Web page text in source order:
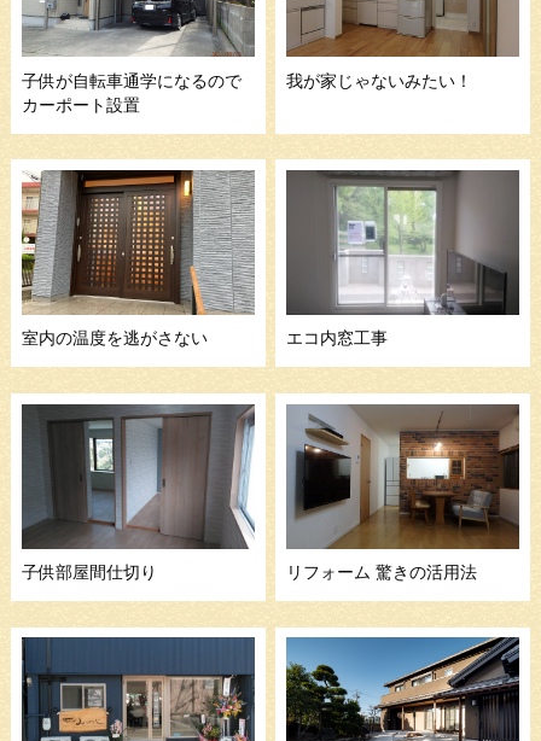
子供が自転車通学になるので
カーポート設置
我が家じゃないみたい！
室内の温度を逃がさない エコ内窓工事
子供部屋間仕切り リフォーム 驚きの活用法